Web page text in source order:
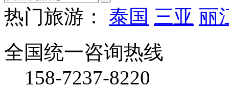
热门旅游：
泰国 三亚 丽
全国统一咨询热线
158-7237-8220